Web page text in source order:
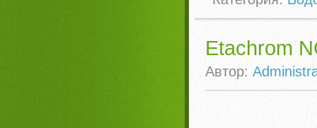
Etachrom
Автор: